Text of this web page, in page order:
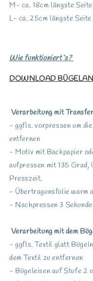
M- ca. 18cm längste Seite
L- ca. 25cm längste Seite
Wie funktioniert`s?
DOWNLOAD
Verarbeitung mit
- ggfls. vorpressen um
entfernen
- Motiv mit Backpapier
aufpressen mit 135 Grad,
Presszeit.
- Übertragunsfolie warm
- Nachpressen 3
Verarbeitung mit dem
- ggfls. Textil glatt
dem Textil zu entfernen
- Bügeleisen auf Stufe 2